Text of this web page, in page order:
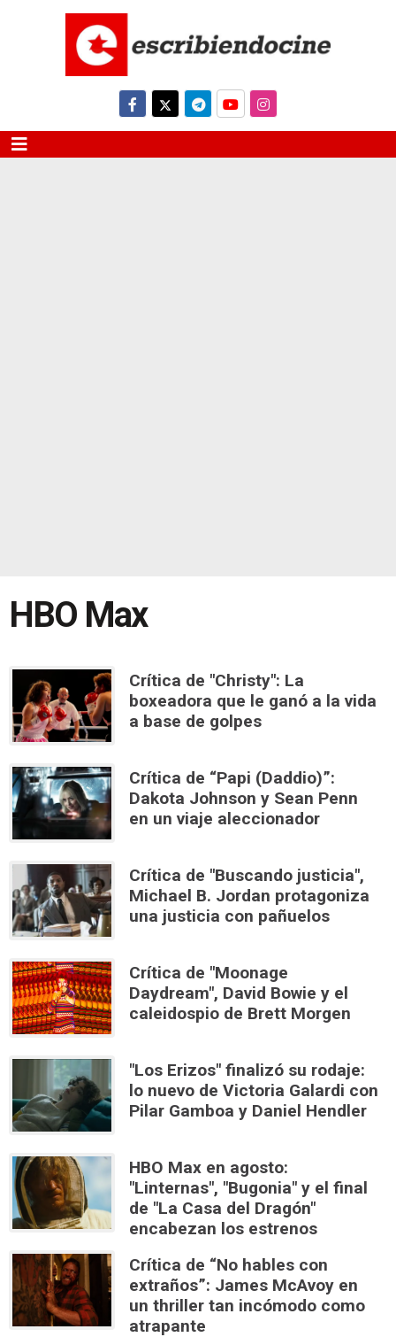
HBO Max
Crítica de "Christy": La
boxeadora que le ganó a la vida
a base de golpes
Crítica de “Papi (Daddio)”:
Dakota Johnson y Sean Penn
en un viaje aleccionador
Crítica de "Buscando justicia",
Michael B. Jordan protagoniza
una justicia con pañuelos
Crítica de "Moonage
Daydream", David Bowie y el
caleidospio de Brett Morgen
"Los Erizos" finalizó su rodaje:
lo nuevo de Victoria Galardi con
Pilar Gamboa y Daniel Hendler
HBO Max en agosto:
"Linternas", "Bugonia" y el final
de "La Casa del Dragón"
encabezan los estrenos
Crítica de “No hables con
extraños”: James McAvoy en
un thriller tan incómodo como
atrapante